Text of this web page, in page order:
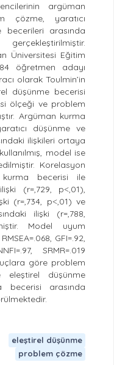
argüman
çözme, yaratıcı
arasında
Üniversitesi Eğitim
öğretmen adayı
olarak Toulmin’in
düşünme becerisi
ölçeği ve problem
Argüman kurma
düşünme ve
ilişkileri ortaya
model ise
Korelasyon
becerisi ile
(r=,729, p˂,01),
(r=,734, p˂,01) ve
ilişki (r=,788,
Model uyum
GFI=.92,
SRMR=.019
göre problem
eleştirel düşünme
arasında
eleştirel düşünme
problem çözme